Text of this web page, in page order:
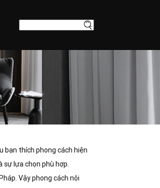
bạn thích phong cách hiện
lựa chọn phù hợp.
Vậy phong cách nội